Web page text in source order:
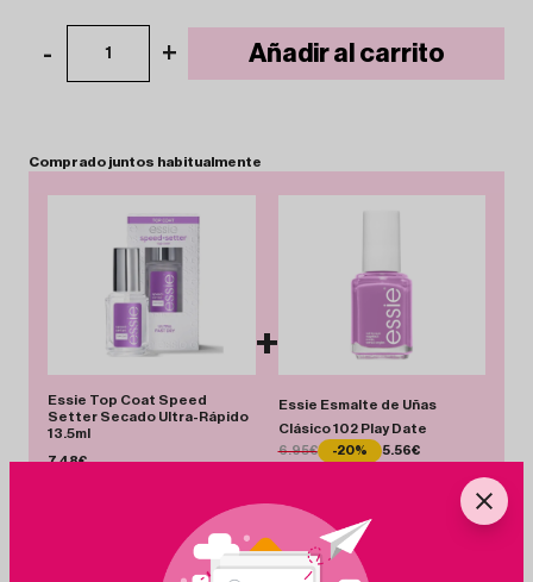
- 1 + Añadir al carrito
Comprado juntos habitualmente
Essie Top Coat Speed
Setter Secado Ultra-Rápido
13.5ml
7.48€
+
Essie Esmalte de Uñas
Clásico 102 Play Date
6.95€ -20% 5.56€
Total 13.04 € Añadir Pack